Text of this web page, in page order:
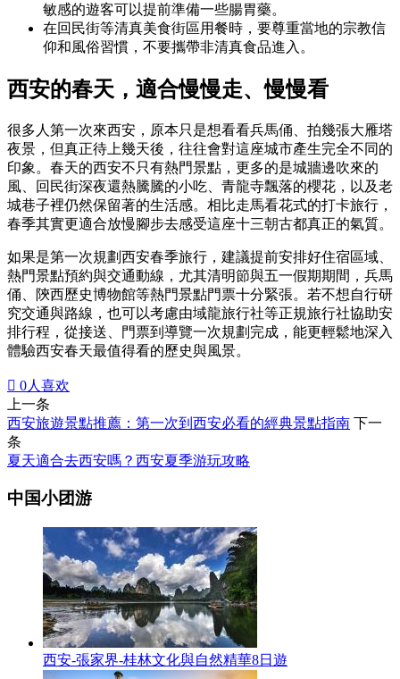
敏感的遊客可以提前準備一些腸胃藥。
在回民街等清真美食街區用餐時，要尊重當地的宗教信
仰和風俗習慣，不要攜帶非清真食品進入。
西安的春天，適合慢慢走、慢慢看
很多人第一次來西安，原本只是想看看兵馬俑、拍幾張大雁塔
夜景，但真正待上幾天後，往往會對這座城市產生完全不同的
印象。春天的西安不只有熱門景點，更多的是城牆邊吹來的
風、回民街深夜還熱騰騰的小吃、青龍寺飄落的櫻花，以及老
城巷子裡仍然保留著的生活感。相比走馬看花式的打卡旅行，
春季其實更適合放慢腳步去感受這座十三朝古都真正的氣質。
如果是第一次規劃西安春季旅行，建議提前安排好住宿區域、
熱門景點預約與交通動線，尤其清明節與五一假期期間，兵馬
俑、陝西歷史博物館等熱門景點門票十分緊張。若不想自行研
究交通與路線，也可以考慮由域龍旅行社等正規旅行社協助安
排行程，從接送、門票到導覽一次規劃完成，能更輕鬆地深入
體驗西安春天最值得看的歷史與風景。
 0人喜欢
上一条
西安旅遊景點推薦：第一次到西安必看的經典景點指南 下一
条
夏天適合去西安嗎？西安夏季游玩攻略
中国小团游
西安-張家界-桂林文化與自然精華8日遊